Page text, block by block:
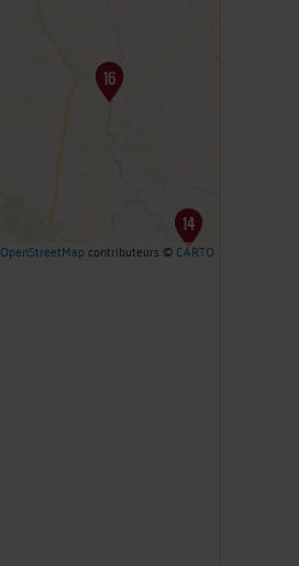
OpenStreetMapcontributeurs ©CARTO